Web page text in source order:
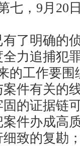
七，9月20
了明确的
力追捕犯
工作要围
件有关的
的证据链
件办成高
致的复勘